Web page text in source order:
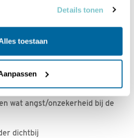
Details tonen
toestaan
op 24 mei 2021, 18:40 |
dit filmpje|
650x
wat angst/onzekerheid bij de
dichtbij